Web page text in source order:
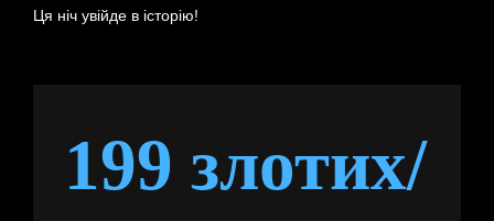
Ця ніч увійде в історію!
199 злотих/